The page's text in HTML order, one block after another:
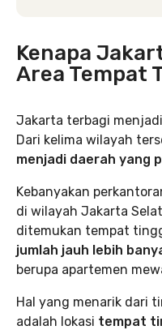
Kenapa
Area Tempat
Jakarta terbagi
Dari kelima wilayah
menjadi daerah yang
Kebanyakan
di wilayah Jakarta
ditemukan tempat
jumlah jauh lebih
berupa apartemen
Hal yang menarik dari
adalah lokasi tempat